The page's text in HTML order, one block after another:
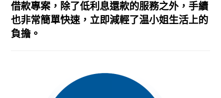
借款專案，除了低利息還款的服務之外，手續
也非常簡單快速，立即減輕了温小姐生活上的
負擔。